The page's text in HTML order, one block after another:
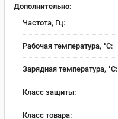
Дополнительно:
Частота, Гц:
Рабочая температура, °C:
Зарядная температура, °C:
Класс защиты:
Класс товара: